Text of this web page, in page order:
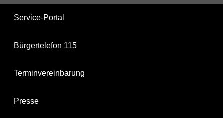
Service-Portal
Bürgertelefon 115
Terminvereinbarung
Presse